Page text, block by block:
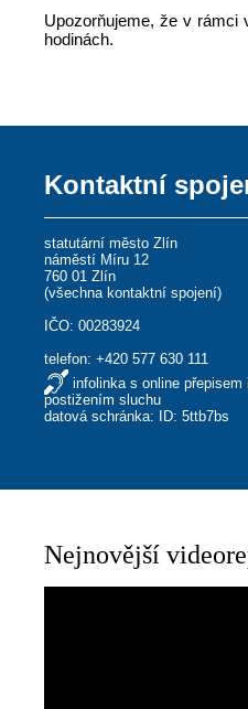
Upozorňujeme, že v rámci
hodinách.
Kontaktní
statutární město Zlín
náměstí Míru 12
760 01 Zlín
(všechna kontaktní spojení)
IČO: 00283924
telefon:+420 577 630 111
infolinka s online přepisem
postižením sluchu
datová schránka: ID: 5ttb7bs
Nejnovější